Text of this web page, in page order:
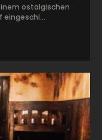
ostalgischen
eingeschl...